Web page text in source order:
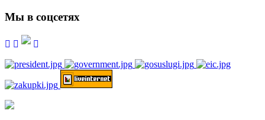
Мы в соцсетях